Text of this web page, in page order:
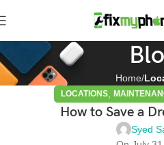
Home
LOCATIONS
How to Save a
Syed